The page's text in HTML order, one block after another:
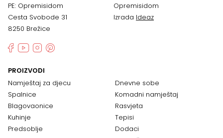
PE: Opremisidom
Cesta Svobode 31
8250 Brežice
Opremisidom
Izrada Ideaz
PROIZVODI
Namještaj za djecu
Spalnice
Blagovaonice
Kuhinje
Predsoblje
Dnevne sobe
Komadni namještaj
Rasvjeta
Tepisi
Dodaci